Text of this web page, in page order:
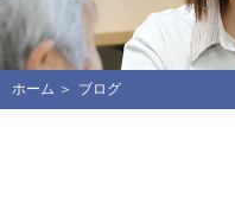
ホーム ブログ